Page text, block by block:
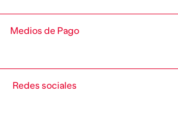
Medios de Pago
Redes sociales